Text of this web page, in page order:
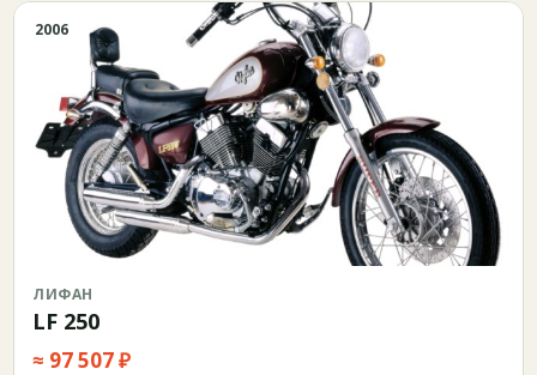
2006
ЛИФАН
LF 250
≈ 97 507 ₽